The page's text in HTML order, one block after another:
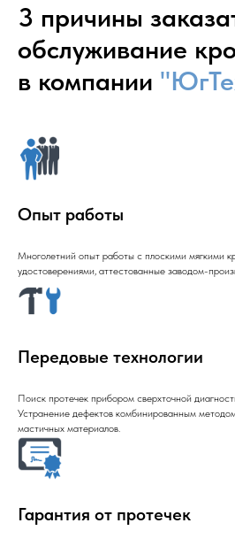
3 причины
обслуживание
в компании
Опыт работы
Многолетний опыт работы с плоскими мягкими
удостоверениями, аттестованные заводом-
Передовые технологии
Поиск протечек прибором сверхточной
Устранение дефектов комбинированным
мастичных материалов.
Гарантия от протечек